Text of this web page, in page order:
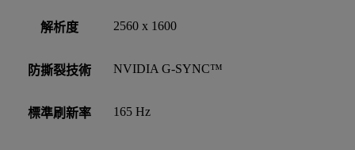
解析度 2560 x 1600
防撕裂技術 NVIDIA G-SYNC™
標準刷新率 165 Hz